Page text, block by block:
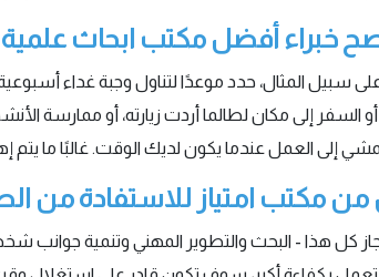
خبراء أفضل مكتب ابحاث علمية
على سبيل المثال، حدد موعدًا لتناول وجبة غداء
أو السفر إلى مكان لطالما أردت زيارته، أو ممارسة
المشي إلى العمل عندما يكون لديك الوقت. غالبًا ما
من مكتب امتياز للاستفادة من
كل هذا - البحث والتطوير المهني وتنمية جوانب